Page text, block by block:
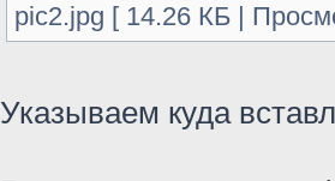
pic2.jpg [ 14.26 КБ |
Указываем куда